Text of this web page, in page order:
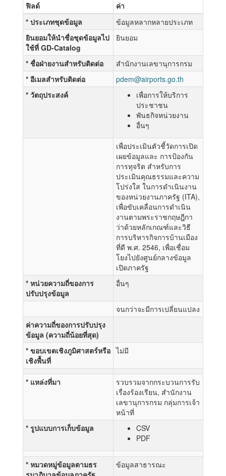
ฟิลด์
ค่า
* ประเภทชุดข้อมูล
ข้อมูลหลากหลายประเภท
ยินยอมให้นำชื่อชุดข้อมูลไป
ใช้ที่ GD-Catalog
ยินยอม
* ชื่อฝ่ายงานสำหรับติดต่อ
สำนักงานเลขานุการกรม
* อีเมลสำหรับติดต่อ
pdem@airports.go.th
* วัตถุประสงค์
เพื่อการให้บริการ
ประชาชน
พันธกิจหน่วยงาน
อื่นๆ
เพื่อประเมินตัวชี้วัดการเปิด
เผยข้อมูลและ การป้องกัน
การทุจริต สำหรับการ
ประเมินคุณธรรมและความ
โปร่งใส ในการดำเนินงาน
ของหน่วยงานภาครัฐ (ITA),
เพื่อขับเคลื่อนการดำเนิน
งานตามพระราชกฤษฎีกา
ว่าด้วยหลักเกณฑ์และวิธี
การบริหารกิจการบ้านเมือง
ที่ดี พ.ศ. 2546, เพื่อเชื่อม
โยงไปยังศูนย์กลางข้อมูล
เปิดภาครัฐ
* หน่วยความถี่ของการ
ปรับปรุงข้อมูล
อื่นๆ
จนกว่าจะมีการเปลี่ยนแปลง
ค่าความถี่ของการปรับปรุง
ข้อมูล (ความถี่น้อยที่สุด)
* ขอบเขตเชิงภูมิศาสตร์หรือ
เชิงพื้นที่
ไม่มี
* แหล่งที่มา
รวบรวมจากกระบวนการรับ
เรื่องร้องเรียน, สำนักงาน
เลขานุการกรม กลุ่มการเจ้า
หน้าที่
* รูปแบบการเก็บข้อมูล
CSV
PDF
* หมวดหมู่ข้อมูลตามธร
ข้อมูลสาธารณะ